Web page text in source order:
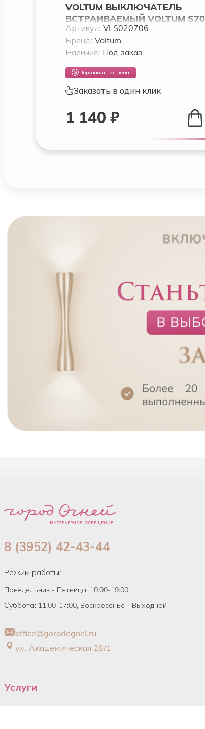
VOLTUM ВЫКЛЮЧАТЕЛЬ
ВСТРАИВАЕМЫЙ VOLTUM S70
ДЛЯ ЖАЛЮЗИ 10А, (ТИТАН)
VLS020706
Артикул: VLS020706
Бренд: Voltum
Наличие: Под заказ
Персональная цена
Заказать в один клик
1 140 ₽
8 (3952) 42-43-44
Режим работы:
Понедельник - Пятница: 10:00-19:00
Суббота: 11:00-17:00, Воскресенье - Выходной
office@gorodognei.ru
ул. Академическая 28/1
Услуги